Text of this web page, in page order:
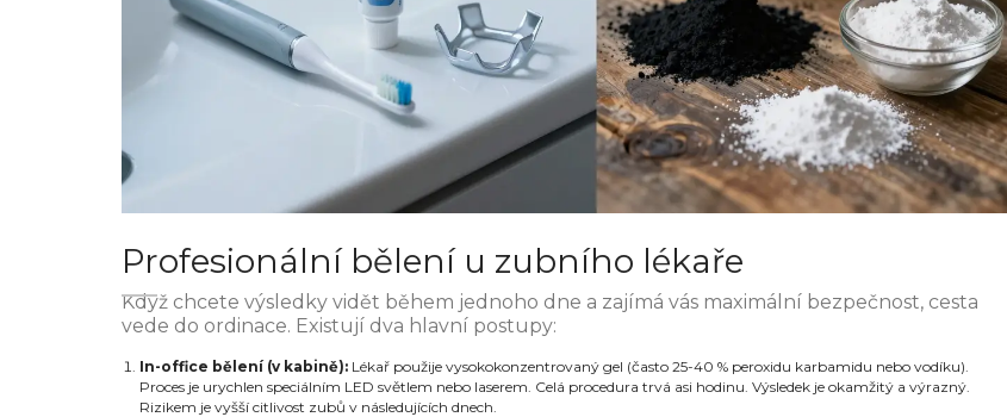
Profesionální bělení u zubního lékaře
Když chcete výsledky vidět během jednoho dne a zajímá vás maximální bezpečnost, cesta
vede do ordinace. Existují dva hlavní postupy:
In-office bělení (v kabině): Lékař použije vysokokonzentrovaný gel (často 25-40 % peroxidu karbamidu nebo vodíku).
Proces je urychlen speciálním LED světlem nebo laserem. Celá procedura trvá asi hodinu. Výsledek je okamžitý a výrazný.
Rizikem je vyšší citlivost zubů v následujících dnech.